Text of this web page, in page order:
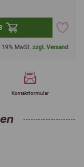
MwSt. zzgl. Versand
Kontaktformular